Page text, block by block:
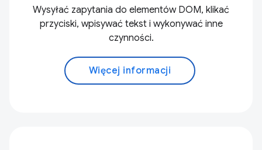
Wysyłać zapytania do elementów DOM, klikać
przyciski, wpisywać tekst i wykonywać inne
czynności.
Więcej informacji